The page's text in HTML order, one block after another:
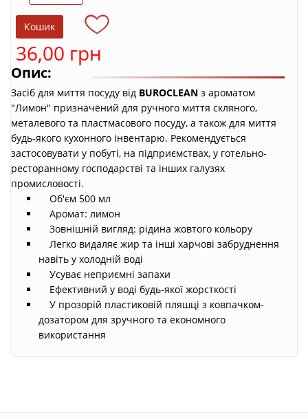
36,00 грн
Опис:
Засіб для миття посуду від BUROCLEAN з ароматом
"Лимон" призначений для ручного миття скляного,
металевого та пластмасового посуду, а також для миття
будь-якого кухонного інвентарю. Рекомендується
застосовувати у побуті, на підприємствах, у готельно-
ресторанному господарстві та інших галузях
промисловості.
Об'єм 500 мл
Аромат: лимон
Зовнішній вигляд: рідина жовтого кольору
Легко видаляє жир та інші харчові забруднення
навіть у холодній воді
Усуває неприємні запахи
Ефективний у воді будь-якої жорсткості
У прозорій пластиковій пляшці з ковпачком-
дозатором для зручного та економного
використання